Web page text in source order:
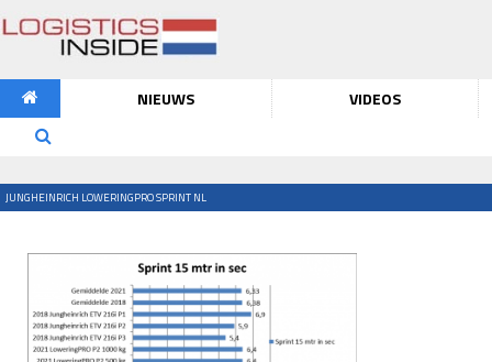
NIEUWS VIDEOS
JUNGHEINRICH LOWERINGPRO SPRINT NL